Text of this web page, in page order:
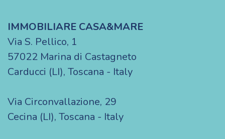
IMMOBILIARE CASA&MARE
Via S. Pellico, 1
57022 Marina di Castagneto
Carducci (LI), Toscana - Italy
Via Circonvallazione, 29
Cecina (LI), Toscana - Italy